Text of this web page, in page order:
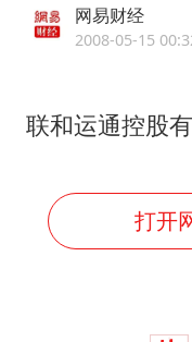
网易财经
2008-05-15
联和运通控股
打开